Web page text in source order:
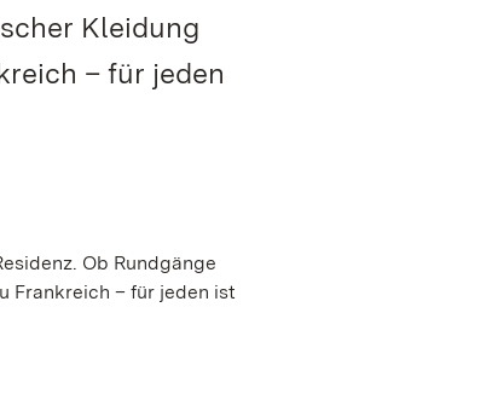
Kleidung
– für jeden
Ob Rundgänge
Frankreich – für jeden ist